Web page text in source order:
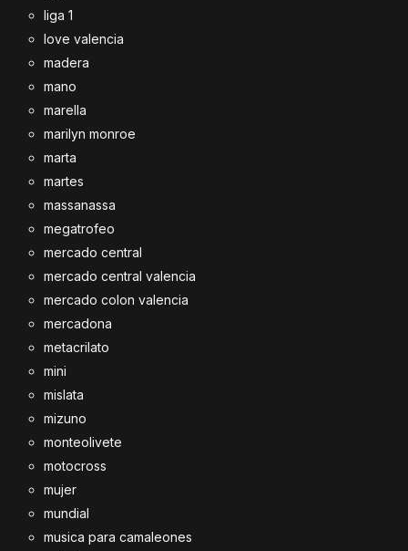
liga 1
love valencia
madera
mano
marella
marilyn monroe
marta
martes
massanassa
megatrofeo
mercado central
mercado central valencia
mercado colon valencia
mercadona
metacrilato
mini
mislata
mizuno
monteolivete
motocross
mujer
mundial
musica para camaleones